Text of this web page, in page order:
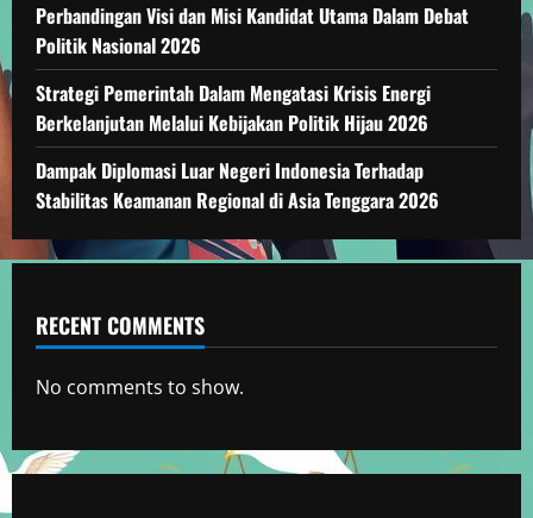
Perbandingan Visi dan Misi Kandidat Utama Dalam Debat
Politik Nasional 2026
Strategi Pemerintah Dalam Mengatasi Krisis Energi
Berkelanjutan Melalui Kebijakan Politik Hijau 2026
Dampak Diplomasi Luar Negeri Indonesia Terhadap
Stabilitas Keamanan Regional di Asia Tenggara 2026
RECENT COMMENTS
No comments to show.